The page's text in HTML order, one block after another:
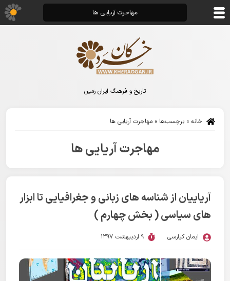
تاریخ و فرهنگ ایران زمین
خانه » برچسب‌ها » مهاجرت آریایی ها
مهاجرت آریایی ها
آریاییان از شناسه های زبانی و جغرافیایی تا ابزار
های سیاسی ( بخش چهارم )
ایمان کیارسی 9 اردیبهشت 1397
مهاجرت آریایی ها